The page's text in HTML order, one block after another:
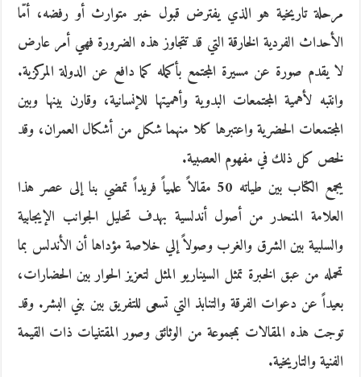
مرحلة تاريخية هو الذي يفترض قبول خبر متوارث أو رفضه، أمّا
الأحداث الفردية الخارقة التي قد تتجاوز هذه الضرورة فهي أمر عارض
لا يقدم صورة عن مسيرة المجتمع بأكمله كما دافع عن الدولة المركزية.
وانتبه لأهمية المجتمعات البدوية وأهميتها للإنسانية، وقارن بينها وبين
المجتمعات الحضرية واعتبرها كلا منهما شكل من أشكال العمران، وقد
لخص كل ذلك في مفهوم العصبية.
يجمع الكتاب بين طياته 50 مقالاً علمياً فريداً تمضي بنا إلى عصر هذا
العلامة المنحدر من أصول أندلسية بهدف تحليل الجوانب الإيجابية
والسلبية بين الشرق والغرب وصولاً إلي خلاصة مؤداها أن الأندلس بما
تحمله من عبق الخبرة تمثل السيناريو المثل لتعزيز الحوار بين الحضارات،
بعيداً عن دعوات الفرقة والتنابذ التي تسعى للتفريق بين بني البشر. وقد
توجت هذه المقالات بمجموعة من الوثائق وصور المقتنيات ذات القيمة
الفنية والتاريخية.